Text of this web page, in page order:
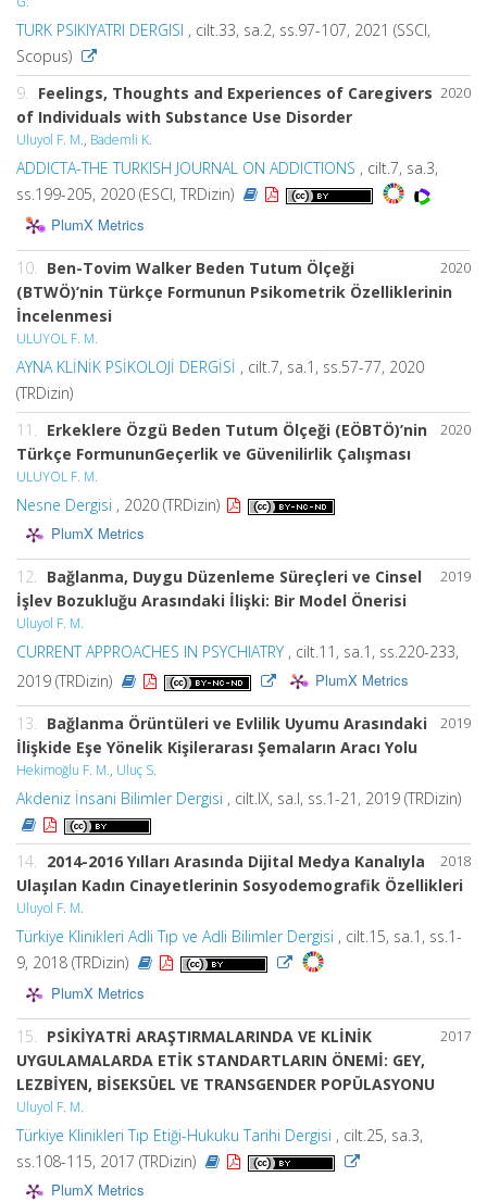
TURK PSIKIYATRI DERGISI , cilt.33, sa.2, ss.97-107, 2021 (SSCI,
Scopus)
2020
9. Feelings, Thoughts and Experiences of Caregivers
of Individuals with Substance Use Disorder
Uluyol F. M., Bademli K.
ADDICTA-THE TURKISH JOURNAL ON ADDICTIONS , cilt.7, sa.3,
ss.199-205, 2020 (ESCI, TRDizin)
PlumX Metrics
2020
10. Ben-Tovim Walker Beden Tutum Ölçeği
(BTWÖ)’nin Türkçe Formunun Psikometrik Özelliklerinin
İncelenmesi
ULUYOL F. M.
AYNA KLİNİK PSİKOLOJİ DERGİSİ , cilt.7, sa.1, ss.57-77, 2020
(TRDizin)
2020
11. Erkeklere Özgü Beden Tutum Ölçeği (EÖBTÖ)’nin
Türkçe FormununGeçerlik ve Güvenilirlik Çalışması
ULUYOL F. M.
Nesne Dergisi , 2020 (TRDizin)
PlumX Metrics
2019
12. Bağlanma, Duygu Düzenleme Süreçleri ve Cinsel
İşlev Bozukluğu Arasındaki İlişki: Bir Model Önerisi
Uluyol F. M.
CURRENT APPROACHES IN PSYCHIATRY , cilt.11, sa.1, ss.220-233,
2019 (TRDizin)
PlumX Metrics
2019
13. Bağlanma Örüntüleri ve Evlilik Uyumu Arasındaki
İlişkide Eşe Yönelik Kişilerarası Şemaların Aracı Yolu
Hekimoğlu F. M., Uluç S.
Akdeniz İnsani Bilimler Dergisi , cilt.IX, sa.I, ss.1-21, 2019 (TRDizin)
2018
14. 2014-2016 Yılları Arasında Dijital Medya Kanalıyla
Ulaşılan Kadın Cinayetlerinin Sosyodemografik Özellikleri
Uluyol F. M.
Türkiye Klinikleri Adli Tıp ve Adli Bilimler Dergisi , cilt.15, sa.1, ss.1-
9, 2018 (TRDizin)
PlumX Metrics
2017
15.
PSİKİYATRİ ARAŞTIRMALARINDA VE KLİNİK
UYGULAMALARDA ETİK STANDARTLARIN ÖNEMİ: GEY,
LEZBİYEN, BİSEKSÜEL VE TRANSGENDER POPÜLASYONU
Uluyol F. M.
Türkiye Klinikleri Tıp Etiği-Hukuku Tarihi Dergisi , cilt.25, sa.3,
ss.108-115, 2017 (TRDizin)
PlumX Metrics